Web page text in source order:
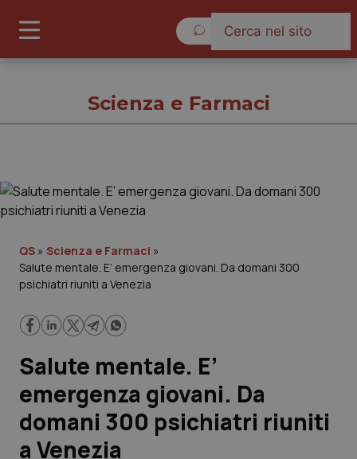
Governo e Parlamento
Regioni e Asl
Lavoro e Professioni
Scienza e Farmaci
Studi e Analisi
Scienza e Farmaci
QS » Scienza e Farmaci »
Salute mentale. E’ emergenza giovani. Da domani 300
psichiatri riuniti a Venezia
Salute mentale. E’
emergenza giovani. Da
domani 300 psichiatri riuniti
a Venezia